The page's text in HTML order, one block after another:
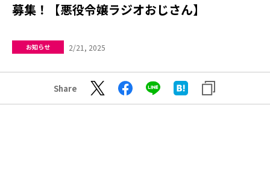
募集！【悪役令嬢ラジオおじさん】
お知らせ 2/21, 2025
Share